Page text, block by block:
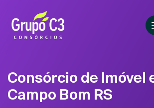
Consórcio de Imóvel
Campo Bom RS